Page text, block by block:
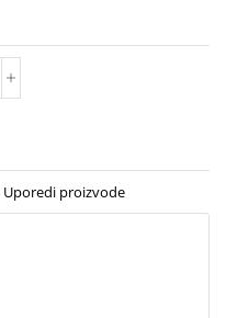
Uporedi proizvode